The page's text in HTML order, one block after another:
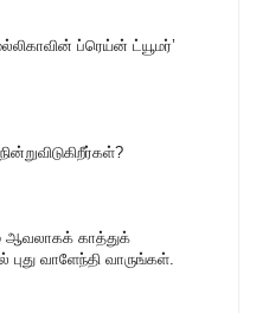
ப்ரெய்ன் ட்யூமர்’
ஆவலாகக் காத்துக்
வாளேந்தி வாருங்கள்.